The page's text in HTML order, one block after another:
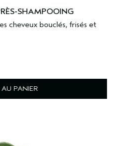
SHAMPOOING
cheveux bouclés, frisés et
PANIER